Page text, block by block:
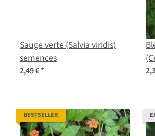
Sauge verte (Salvia viridis)
semences
2,49 €*
BESTSELLER